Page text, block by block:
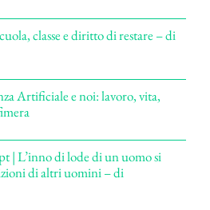
classe e diritto di restare – di
Artificiale e noi: lavoro, vita,
| L’inno di lode di un uomo si
di altri uomini – di